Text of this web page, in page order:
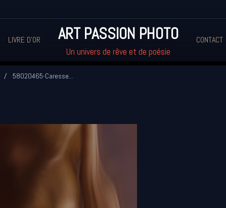
LIVRE D'OR ART PASSION PHOTO
Un univers de rêve et de poésie
CONTACT
58020465-Caresse...